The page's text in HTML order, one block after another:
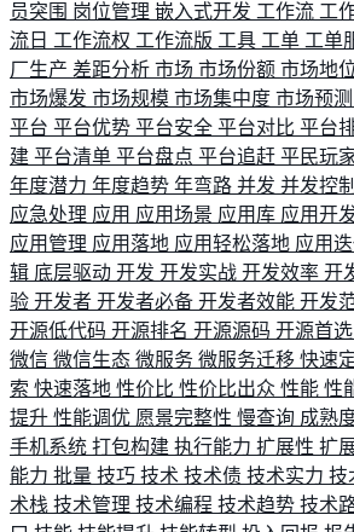
员突围 岗位管理 嵌入式开发 工作流 工
流日 工作流权 工作流版 工具 工单 工单
厂生产 差距分析 市场 市场份额 市场地
市场爆发 市场规模 市场集中度 市场预测
平台 平台优势 平台安全 平台对比 平台
建 平台清单 平台盘点 平台追赶 平民玩
年度潜力 年度趋势 年弯路 并发 并发控制
应急处理 应用 应用场景 应用库 应用开
应用管理 应用落地 应用轻松落地 应用
辑 底层驱动 开发 开发实战 开发效率 开
验 开发者 开发者必备 开发者效能 开发
开源低代码 开源排名 开源源码 开源首选
微信 微信生态 微服务 微服务迁移 快速
索 快速落地 性价比 性价比出众 性能 性
提升 性能调优 愿景完整性 慢查询 成熟
手机系统 打包构建 执行能力 扩展性 扩
能力 批量 技巧 技术 技术债 技术实力 技
术栈 技术管理 技术编程 技术趋势 技术